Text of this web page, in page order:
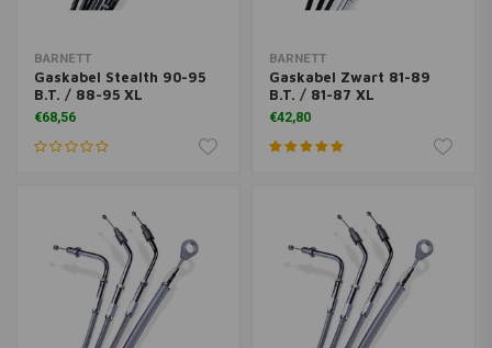
BARNETT
Gaskabel Stealth 90-95
B.T. / 88-95 XL
€68,56
BARNETT
Gaskabel Zwart 81-89
B.T. / 81-87 XL
€42,80